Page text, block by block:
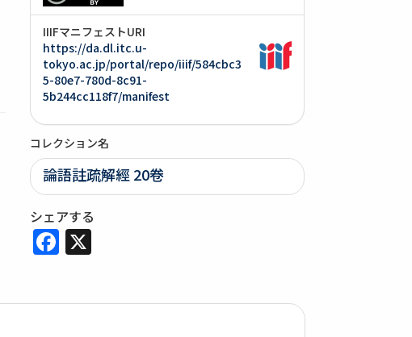
IIIFマニフェストURI
https://da.dl.itc.u-
tokyo.ac.jp/portal/repo/iiif/584cbc3
5-80e7-780d-8c91-
5b244cc118f7/manifest
コレクション名
論語註疏解經 20卷
シェアする
Facebook
X